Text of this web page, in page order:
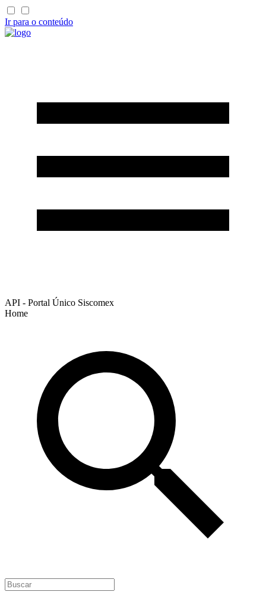
Ir para o conteúdo
API - Portal Único Siscomex
Home